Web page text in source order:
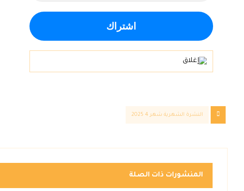
النشرة الشهرية شهر 4 2025
المنشورات ذات الصلة